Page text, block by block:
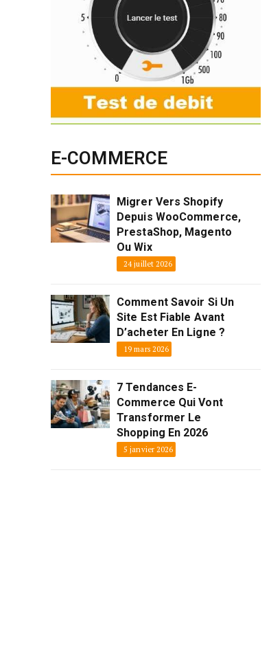
E-COMMERCE
Migrer Vers Shopify
Depuis WooCommerce,
PrestaShop, Magento
Ou Wix
24 juillet 2026
Comment Savoir Si Un
Site Est Fiable Avant
D’acheter En Ligne ?
19 mars 2026
7 Tendances E-
Commerce Qui Vont
Transformer Le
Shopping En 2026
5 janvier 2026